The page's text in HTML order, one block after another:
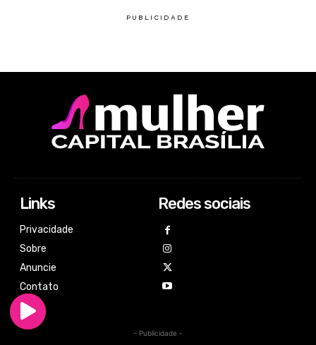
Links
Privacidade
Sobre
Anuncie
Contato
Redes sociais
- Publicidade -